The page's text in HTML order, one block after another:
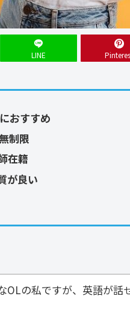
LINE
おすすめ
制限
在籍
が良い
OLの私ですが、英語が話